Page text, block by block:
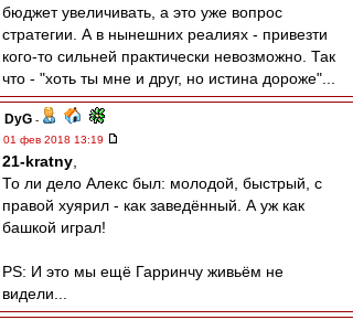
бюджет увеличивать, а это уже вопрос
стратегии. А в нынешних реалиях - привезти
кого-то сильней практически невозможно. Так
что - "хоть ты мне и друг, но истина дороже"...
DyG -
01 фев 2018 13:19
21-kratny
То ли дело Алекс был: молодой, быстрый, с
правой хуярил - как заведённый. А уж как
башкой играл!
PS: И это мы ещё Гарринчу живьём не
видели...